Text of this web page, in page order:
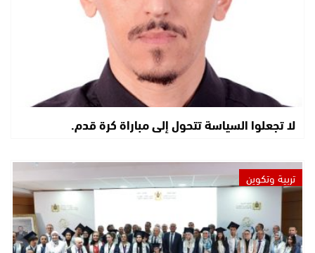
لا تجعلوا السياسة تتحول إلى مباراة كرة قدم.
تربية وتكوين